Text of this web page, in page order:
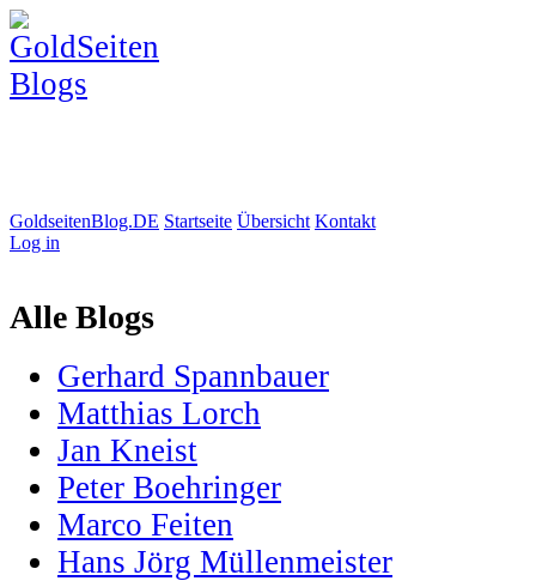
GoldseitenBlog.DE Startseite Übersicht Kontakt
Log in
Alle Blogs
Gerhard Spannbauer
Matthias Lorch
Jan Kneist
Peter Boehringer
Marco Feiten
Hans Jörg Müllenmeister